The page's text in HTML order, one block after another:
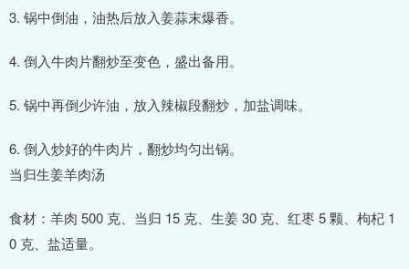
3. 锅中倒油，油热后放入姜蒜末爆香。
4. 倒入牛肉片翻炒至变色，盛出备用。
5. 锅中再倒少许油，放入辣椒段翻炒，加盐调味。
6. 倒入炒好的牛肉片，翻炒均匀出锅。
当归生姜羊肉汤
食材：羊肉 500 克、当归 15 克、生姜 30 克、红枣 5 颗、枸杞 1
0 克、盐适量。